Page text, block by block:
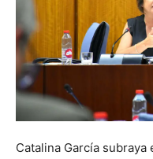
Catalina García